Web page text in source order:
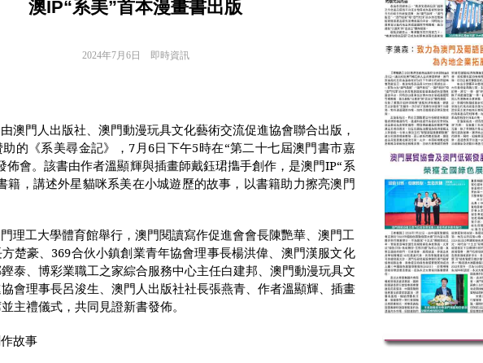
澳IP“系美”首本漫畫書出版
2024年7月6日 即時資訊
由澳門人出版社、澳門動漫玩具文化藝術交流促進協會聯合出版，
的《系美尋金記》，7月 6日下午5時在“第二十七屆澳門書市嘉
佈會。該書由作者溫顯輝與插畫師戴鈺珺㩦手創作，是澳門IP“系
籍，講述外星貓咪系美在小城遊歷的故事，以書籍助力擦亮澳門
理工大學體育館舉行，澳門閱讀寫作促進會會長陳艷華、澳門工
楚豪、 369合伙小鎮創業青年協會理事長楊洪偉、澳門漢服文化
泰、博彩業職工之家綜合服務中心主任白建邦、澳門動漫玩具文
會理事長呂浚生、澳門人出版社社長張燕青、作者溫顯輝、插畫
主禮儀式，共同見證新書發佈。
故事